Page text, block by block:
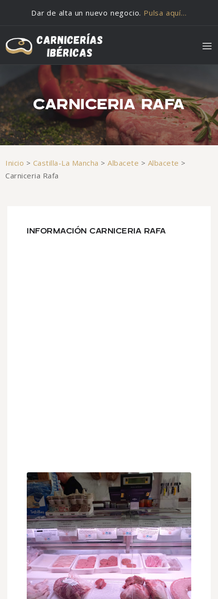
Dar de alta un nuevo negocio. Pulsa aquí…
CARNICERIA RAFA
Inicio > Castilla-La Mancha >Albacete > Albacete >
Carniceria Rafa
INFORMACIÓN CARNICERIA RAFA